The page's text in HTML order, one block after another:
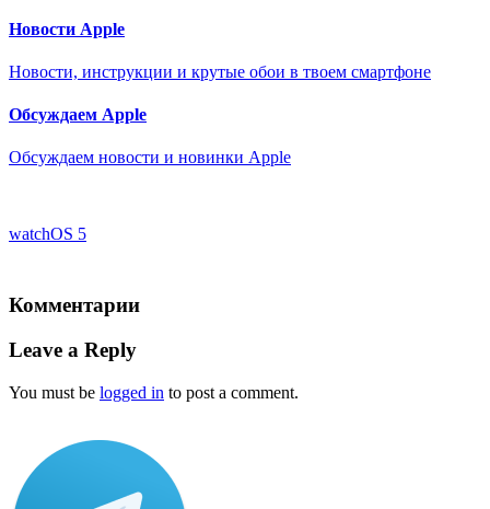
Новости Apple
Новости, инструкции и крутые обои в твоем смартфоне
Обсуждаем Apple
Обсуждаем новости и новинки Apple
watchOS 5
Комментарии
Leave a Reply
You must be logged in to post a comment.